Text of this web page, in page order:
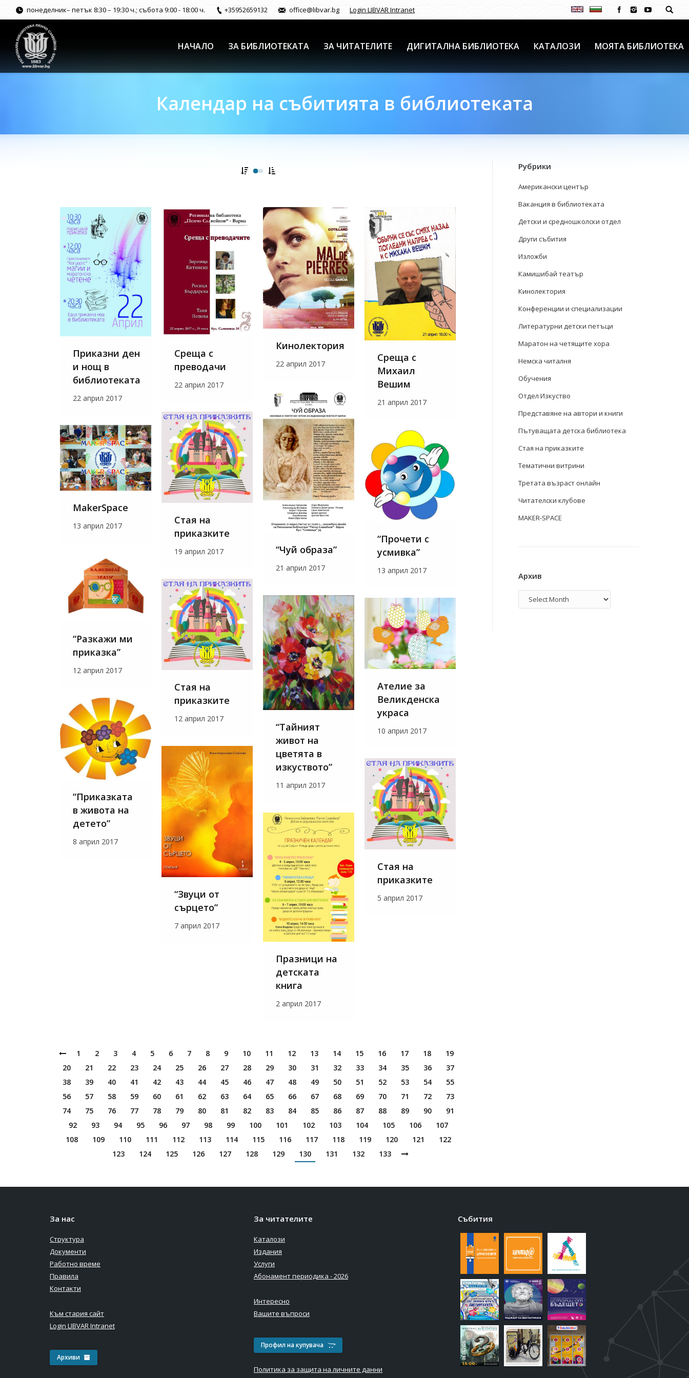
понеделник– петък 8:30 – 19:30 ч.; събота 9:00 - 18:00 ч. +35952659132 office@libvar.bg Login LIBVAR Intranet
НАЧАЛО ЗА БИБЛИОТЕКАТА ЗА ЧИТАТЕЛИТЕ ДИГИТАЛНА БИБЛИОТЕКА КАТАЛОЗИ МОЯТА БИБЛИОТЕКА
Календар на събитията в библиотеката
Приказни ден
и нощ в
библиотеката
22 април 2017
Среща с
преводачи
22 април 2017
Кинолектория
22 април 2017
Среща с
Михаил
Вешим
21 април 2017
“Чуй образа”
21 април 2017
Стая на
приказките
19 април 2017
MakerSpace
13 април 2017
“Прочети с
усмивка”
13 април 2017
“Разкажи ми
приказка”
12 април 2017
Стая на
приказките
12 април 2017
“Тайният
живот на
цветята в
изкуството”
11 април 2017
Ателие за
Великденска
украса
10 април 2017
“Приказката
в живота на
детето”
8 април 2017
“Звуци от
сърцето”
7 април 2017
Стая на
приказките
5 април 2017
Празници на
детската
книга
2 април 2017
1 2 3 4 5 6 7 8 9 10 11 12 13 14 15 16 17 18
19
20
21 22 23 24 25 26 27 28 29 30 31 32 33 34 35 36
37
38
39 40 41 42 43 44 45 46 47 48 49 50 51 52 53 54
55
56
57 58 59 60 61 62 63 64 65 66 67 68 69 70 71 72
73
74
75 76 77 78 79 80 81 82 83 84 85 86 87 88 89 90
91
92
93 94 95 96 97 98 99 100 101 102 103 104 105 106
107
108
109 110 111 112 113 114 115 116 117 118 119 120 121
122
123
124 125 126 127 128 129 130 131 132 133
Рубрики
Американски център
Ваканция в библиотеката
Детски и средношколски отдел
Други събития
Изложби
Камишибай театър
Кинолектория
Конференции и специализации
Литературни детски петъци
Маратон на четящите хора
Немска читалня
Обучения
Отдел Изкуство
Представяне на автори и книги
Пътуващата детска библиотека
Стая на приказките
Тематични витрини
Третата възраст онлайн
Читателски клубове
MAKER-SPACE
Архив
Архив
За нас
Структура
Документи
Работно време
Правила
Контакти
Към стария сайт
Login LIBVAR Intranet
Архиви
За читателите
Каталози
Издания
Услуги
Абонамент периодика - 2026
Интересно
Вашите въпроси
Профил на купувача
Политика за защита на личните данни
Събития